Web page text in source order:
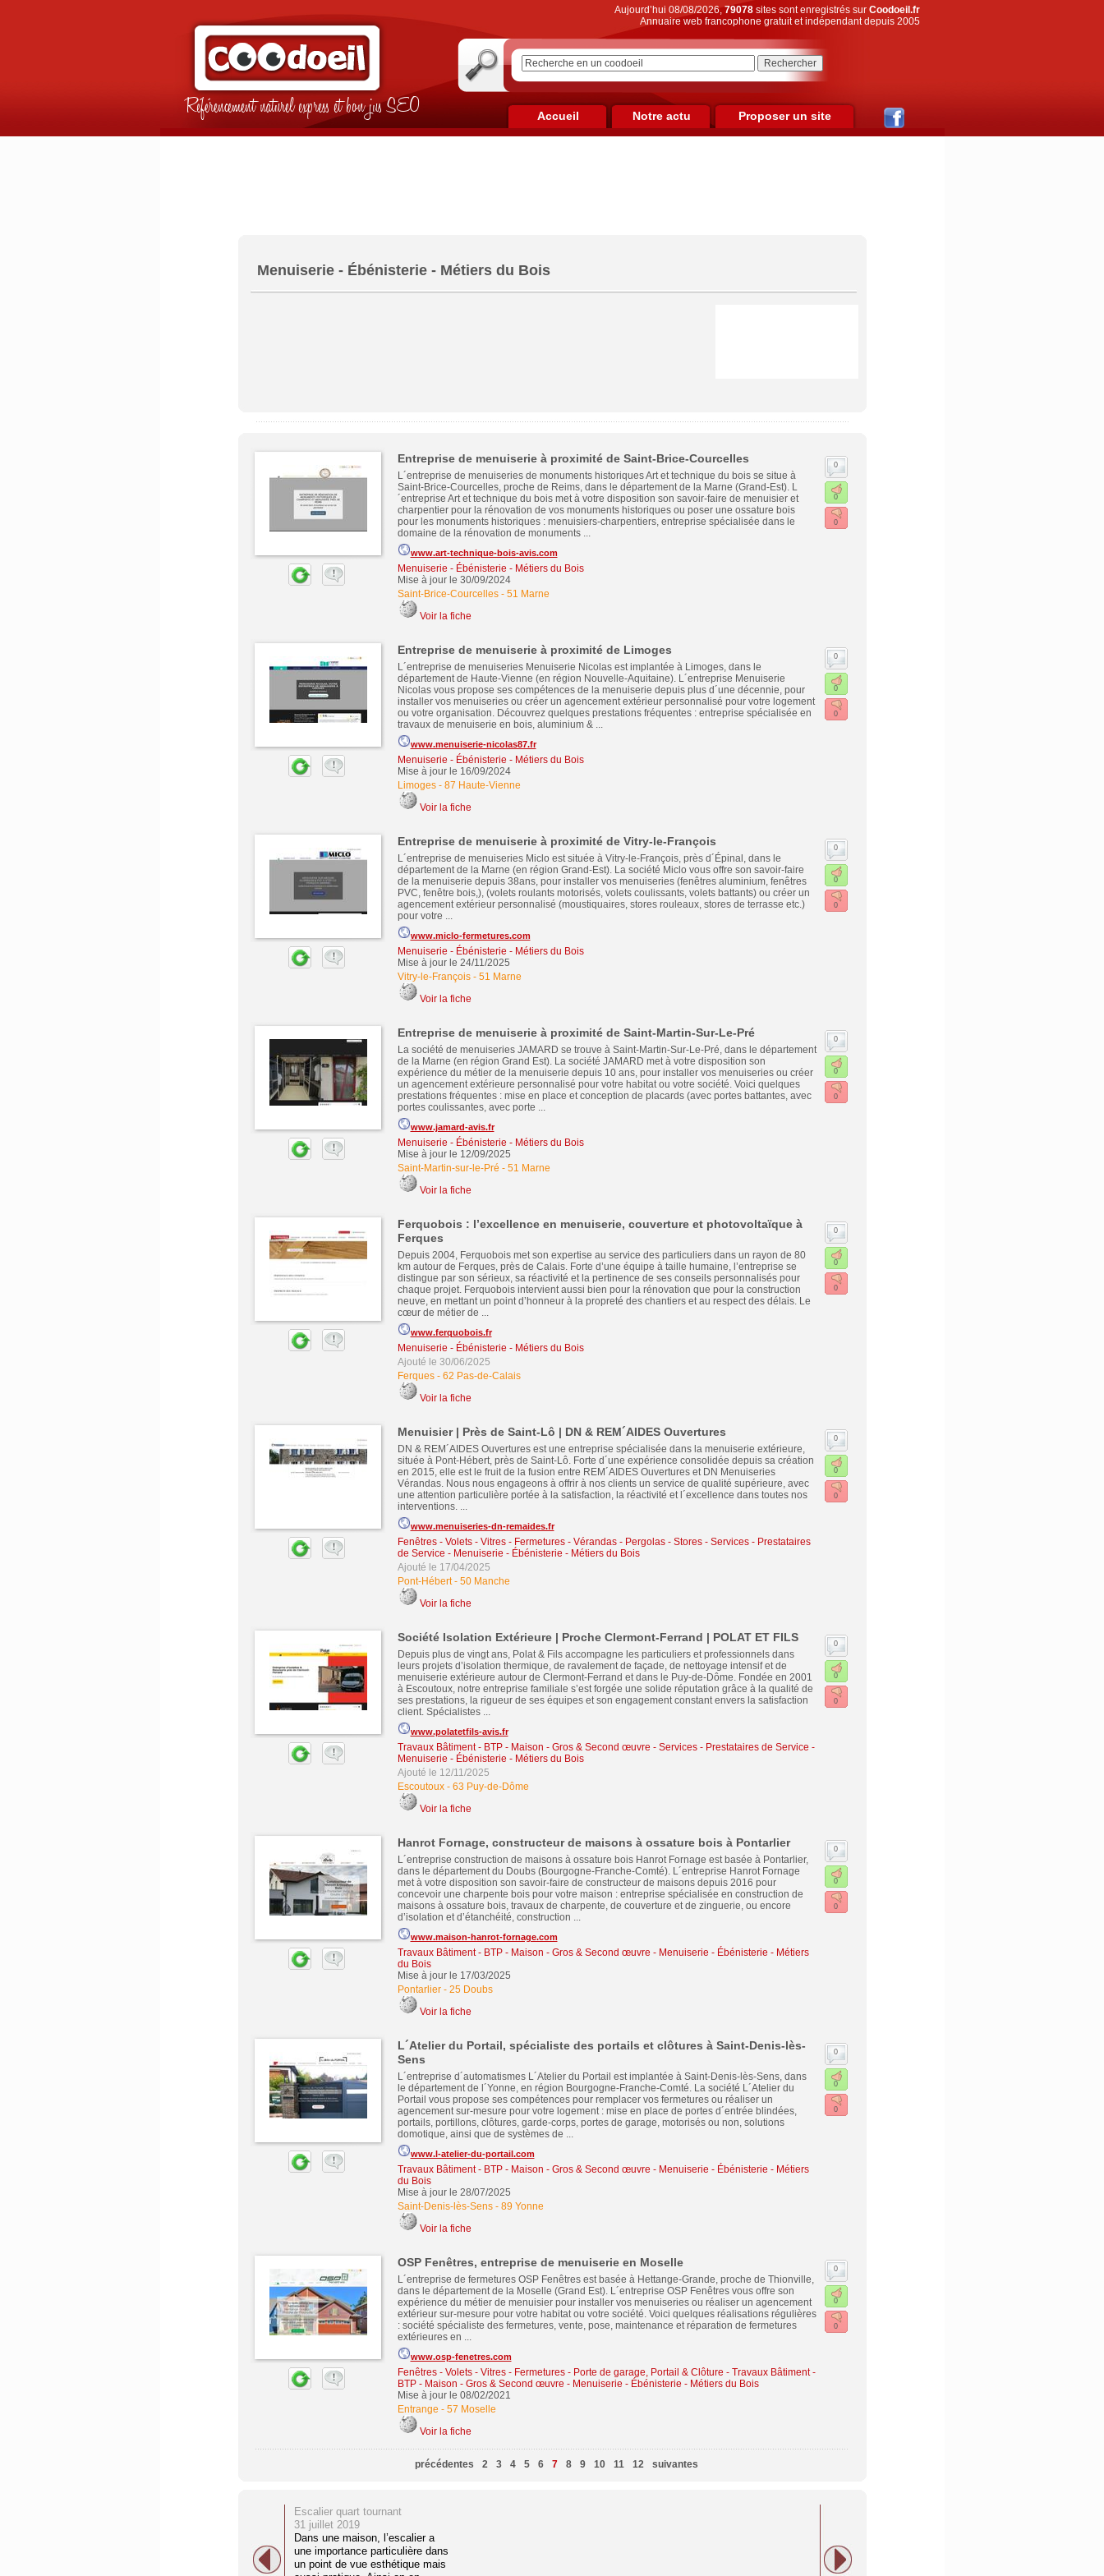
Référencement naturel express et bon jus SEO
Aujourd’hui 08/08/2026,79078sites sont enregistrés sur Coodoeil.fr
Annuaire web francophone gratuit et indépendant depuis 2005
Accueil Notre actu Proposer un site
Menuiserie - Ébénisterie - Métiers du Bois
Entreprise de menuiserie à proximité de Saint-Brice-Courcelles
L´entreprise de menuiseries de monuments historiques Art et technique du bois se situe à
Saint-Brice-Courcelles, proche de Reims, dans le département de la Marne (Grand-Est). L
´entreprise Art et technique du bois met à votre disposition son savoir-faire de menuisier et
charpentier pour la rénovation de vos monuments historiques ou poser une ossature bois
pour les monuments historiques : menuisiers-charpentiers, entreprise spécialisée dans le
domaine de la rénovation de monuments ...
www.art-technique-bois-avis.com
Menuiserie - Ébénisterie - Métiers du Bois
Mise à jour le 30/09/2024
Saint-Brice-Courcelles- 51 Marne
Voir la fiche
0
0
0
Entreprise de menuiserie à proximité de Limoges
L´entreprise de menuiseries Menuiserie Nicolas est implantée à Limoges, dans le
département de Haute-Vienne (en région Nouvelle-Aquitaine). L´entreprise Menuiserie
Nicolas vous propose ses compétences de la menuiserie depuis plus d´une décennie, pour
installer vos menuiseries ou créer un agencement extérieur personnalisé pour votre logement
ou votre organisation. Découvrez quelques prestations fréquentes : entreprise spécialisée en
travaux de menuiserie en bois, aluminium & ...
www.menuiserie-nicolas87.fr
Menuiserie - Ébénisterie - Métiers du Bois
Mise à jour le 16/09/2024
Limoges- 87 Haute-Vienne
Voir la fiche
0
0
0
Entreprise de menuiserie à proximité de Vitry-le-François
L´entreprise de menuiseries Miclo est située à Vitry-le-François, près d´Épinal, dans le
département de la Marne (en région Grand-Est). La société Miclo vous offre son savoir-faire
de la menuiserie depuis 38ans, pour installer vos menuiseries (fenêtres aluminium, fenêtres
PVC, fenêtre bois,), (volets roulants motorisés, volets coulissants, volets battants) ou créer un
agencement extérieur personnalisé (moustiquaires, stores rouleaux, stores de terrasse etc.)
pour votre ...
www.miclo-fermetures.com
Menuiserie - Ébénisterie - Métiers du Bois
Mise à jour le 24/11/2025
Vitry-le-François- 51 Marne
Voir la fiche
0
0
0
Entreprise de menuiserie à proximité de Saint-Martin-Sur-Le-Pré
La société de menuiseries JAMARD se trouve à Saint-Martin-Sur-Le-Pré, dans le département
de la Marne (en région Grand Est). La société JAMARD met à votre disposition son
expérience du métier de la menuiserie depuis 10 ans, pour installer vos menuiseries ou créer
un agencement extérieure personnalisé pour votre habitat ou votre société. Voici quelques
prestations fréquentes : mise en place et conception de placards (avec portes battantes, avec
portes coulissantes, avec porte ...
www.jamard-avis.fr
Menuiserie - Ébénisterie - Métiers du Bois
Mise à jour le 12/09/2025
Saint-Martin-sur-le-Pré - 51 Marne
Voir la fiche
0
0
0
Ferquobois : l’excellence en menuiserie, couverture et photovoltaïque à
Ferques
Depuis 2004, Ferquobois met son expertise au service des particuliers dans un rayon de 80
km autour de Ferques, près de Calais. Forte d’une équipe à taille humaine, l’entreprise se
distingue par son sérieux, sa réactivité et la pertinence de ses conseils personnalisés pour
chaque projet. Ferquobois intervient aussi bien pour la rénovation que pour la construction
neuve, en mettant un point d’honneur à la propreté des chantiers et au respect des délais. Le
cœur de métier de ...
www.ferquobois.fr
Menuiserie - Ébénisterie - Métiers du Bois
Ajouté le 30/06/2025
Ferques- 62 Pas-de-Calais
Voir la fiche
0
0
0
Menuisier | Près de Saint-Lô | DN & REM´AIDES Ouvertures
DN & REM´AIDES Ouvertures est une entreprise spécialisée dans la menuiserie extérieure,
située à Pont-Hébert, près de Saint-Lô. Forte d´une expérience consolidée depuis sa création
en 2015, elle est le fruit de la fusion entre REM´AIDES Ouvertures et DN Menuiseries
Vérandas. Nous nous engageons à offrir à nos clients un service de qualité supérieure, avec
une attention particulière portée à la satisfaction, la réactivité et l´excellence dans toutes nos
interventions. ...
www.menuiseries-dn-remaides.fr
Fenêtres - Volets - Vitres - Fermetures- Vérandas - Pergolas - Stores- Services - Prestataires
de Service - Menuiserie - Ébénisterie - Métiers du Bois
Ajouté le 17/04/2025
Pont-Hébert- 50 Manche
Voir la fiche
0
0
0
Société Isolation Extérieure | Proche Clermont-Ferrand | POLAT ET FILS
Depuis plus de vingt ans, Polat & Fils accompagne les particuliers et professionnels dans
leurs projets d’isolation thermique, de ravalement de façade, de nettoyage intensif et de
menuiserie extérieure autour de Clermont-Ferrand et dans le Puy-de-Dôme. Fondée en 2001
à Escoutoux, notre entreprise familiale s’est forgée une solide réputation grâce à la qualité de
ses prestations, la rigueur de ses équipes et son engagement constant envers la satisfaction
client. Spécialistes ...
www.polatetfils-avis.fr
Travaux Bâtiment - BTP - Maison - Gros & Second œuvre - Services - Prestataires de Service -
Menuiserie - Ébénisterie - Métiers du Bois
Ajouté le 12/11/2025
Escoutoux- 63 Puy-de-Dôme
Voir la fiche
0
0
0
Hanrot Fornage, constructeur de maisons à ossature bois à Pontarlier
L´entreprise construction de maisons à ossature bois Hanrot Fornage est basée à Pontarlier,
dans le département du Doubs (Bourgogne-Franche-Comté). L´entreprise Hanrot Fornage
met à votre disposition son savoir-faire de constructeur de maisons depuis 2016 pour
concevoir une charpente bois pour votre maison : entreprise spécialisée en construction de
maisons à ossature bois, travaux de charpente, de couverture et de zinguerie, ou encore
d’isolation et d’étanchéité, construction ...
www.maison-hanrot-fornage.com
Travaux Bâtiment - BTP - Maison - Gros & Second œuvre - Menuiserie - Ébénisterie - Métiers
du Bois
Mise à jour le 17/03/2025
Pontarlier- 25 Doubs
Voir la fiche
0
0
0
L´Atelier du Portail, spécialiste des portails et clôtures à Saint-Denis-lès-
Sens
L´entreprise d´automatismes L´Atelier du Portail est implantée à Saint-Denis-lès-Sens, dans
le département de l´Yonne, en région Bourgogne-Franche-Comté. La société L´Atelier du
Portail vous propose ses compétences pour remplacer vos fermetures ou réaliser un
agencement sur-mesure pour votre logement : mise en place de portes d´entrée blindées,
portails, portillons, clôtures, garde-corps, portes de garage, motorisés ou non, solutions
domotique, ainsi que de systèmes de ...
www.l-atelier-du-portail.com
Travaux Bâtiment - BTP - Maison - Gros & Second œuvre - Menuiserie - Ébénisterie - Métiers
du Bois
Mise à jour le 28/07/2025
Saint-Denis-lès-Sens- 89 Yonne
Voir la fiche
0
0
0
OSP Fenêtres, entreprise de menuiserie en Moselle
L´entreprise de fermetures OSP Fenêtres est basée à Hettange-Grande, proche de Thionville,
dans le département de la Moselle (Grand Est). L´entreprise OSP Fenêtres vous offre son
expérience du métier de menuisier pour installer vos menuiseries ou réaliser un agencement
extérieur sur-mesure pour votre habitat ou votre société. Voici quelques réalisations régulières
: société spécialiste des fermetures, vente, pose, maintenance et réparation de fermetures
extérieures en ...
www.osp-fenetres.com
Fenêtres - Volets - Vitres - Fermetures- Porte de garage, Portail & Clôture - Travaux Bâtiment -
BTP - Maison - Gros & Second œuvre - Menuiserie - Ébénisterie - Métiers du Bois
Mise à jour le 08/02/2021
Entrange - 57 Moselle
Voir la fiche
0
0
0
précédentes 2 3 4 5 6 7 8 9 10 11 12 suivantes
Escalier quart tournant
31 juillet 2019
Dans une maison, l’escalier a
une importance particulière dans
un point de vue esthétique mais